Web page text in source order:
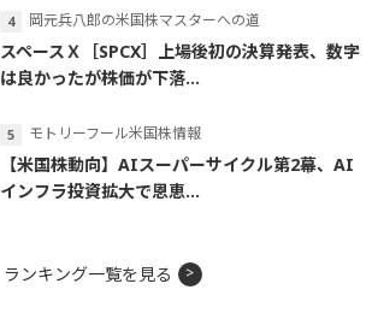
岡元兵八郎の米国株マスターへの道
スペースＸ［SPCX］上場後初の決算発表、数字
は良かったが株価が下落...
モトリーフール米国株情報
【米国株動向】AIスーパーサイクル第2幕、AI
インフラ投資拡大で恩恵...
ランキング一覧を見る